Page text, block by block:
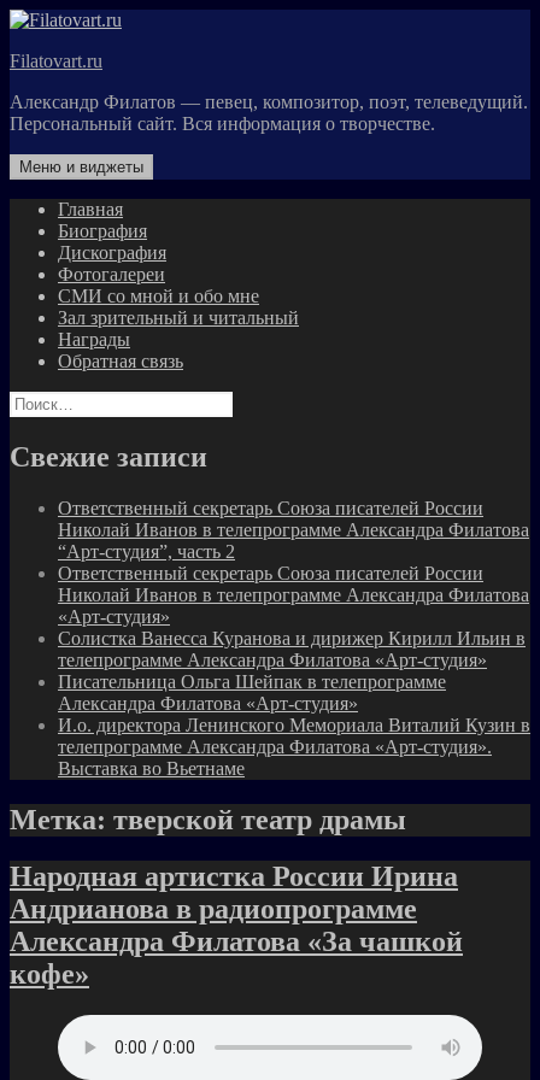
Перейти
содержимому
Filatovart.ru
Александр Филатов — певец, композитор, поэт, телеведущий.
Персональный сайт. Вся информация о творчестве.
Меню и виджеты
Главная
Биография
Дискография
Фотогалереи
СМИ со мной и обо мне
Зал зрительный и читальный
Награды
Обратная связь
Найти:
Свежие записи
Ответственный секретарь Союза писателей России
Николай Иванов в телепрограмме Александра Филатова
“Арт-студия”, часть 2
Ответственный секретарь Союза писателей России
Николай Иванов в телепрограмме Александра Филатова
«Арт-студия»
Солистка Ванесса Куранова и дирижер Кирилл Ильин в
телепрограмме Александра Филатова «Арт-студия»
Писательница Ольга Шейпак в телепрограмме
Александра Филатова «Арт-студия»
И.о. директора Ленинского Мемориала Виталий Кузин в
телепрограмме Александра Филатова «Арт-студия».
Выставка во Вьетнаме
Метка: тверской театр драмы
Народная артистка России Ирина
Андрианова в радиопрограмме
Александра Филатова «За чашкой
кофе»